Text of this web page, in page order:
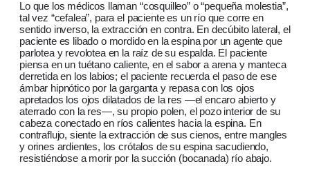
Lo que los médicos llaman “cosquilleo” o “pequeña molestia”,
tal vez “cefalea”, para el paciente es un río que corre en
sentido inverso, la extracción en contra. En decúbito lateral, el
paciente es libado o mordido en la espina por un agente que
parlotea y revolotea en la raíz de su espalda. El paciente
piensa en un tuétano caliente, en el sabor a arena y manteca
derretida en los labios; el paciente recuerda el paso de ese
ámbar hipnótico por la garganta y repasa con los ojos
apretados los ojos dilatados de la res —el encaro abierto y
aterrado con la res—, su propio polen, el pozo interior de su
cabeza conectado en ríos calientes hacia la espina. En
contraflujo, siente la extracción de sus cienos, entre mangles
y orines ardientes, los crótalos de su espina sacudiendo,
resistiéndose a morir por la succión (bocanada) río abajo.